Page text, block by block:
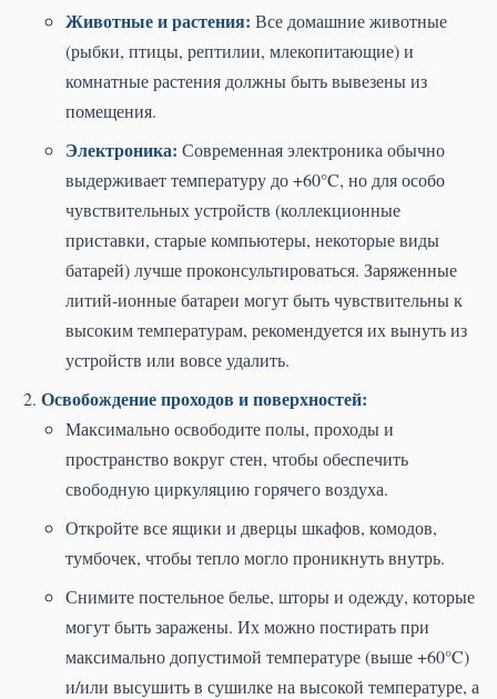
Животные и растения: Все домашние животные
(рыбки, птицы, рептилии, млекопитающие) и
комнатные растения должны быть вывезены из
помещения.
Электроника: Современная электроника обычно
выдерживает температуру до +60°C, но для особо
чувствительных устройств (коллекционные
приставки, старые компьютеры, некоторые виды
батарей) лучше проконсультироваться. Заряженные
литий-ионные батареи могут быть чувствительны к
высоким температурам, рекомендуется их вынуть из
устройств или вовсе удалить.
Освобождение проходов и поверхностей:
Максимально освободите полы, проходы и
пространство вокруг стен, чтобы обеспечить
свободную циркуляцию горячего воздуха.
Откройте все ящики и дверцы шкафов, комодов,
тумбочек, чтобы тепло могло проникнуть внутрь.
Снимите постельное белье, шторы и одежду, которые
могут быть заражены. Их можно постирать при
максимально допустимой температуре (выше +60°C)
и/или высушить в сушилке на высокой температуре, а